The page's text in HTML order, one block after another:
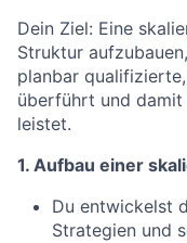
Dein Ziel: Eine
Struktur
planbar
überführt und damit
leistet.
1. Aufbau einer
Du entwickelst
Strategien und